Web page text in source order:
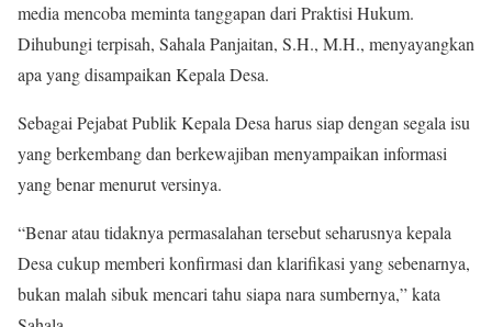
media mencoba meminta tanggapan dari Praktisi Hukum.
Dihubungi terpisah, Sahala Panjaitan, S.H., M.H., menyayangkan
apa yang disampaikan Kepala Desa.
Sebagai Pejabat Publik Kepala Desa harus siap dengan segala isu
yang berkembang dan berkewajiban menyampaikan informasi
yang benar menurut versinya.
“Benar atau tidaknya permasalahan tersebut seharusnya kepala
Desa cukup memberi konfirmasi dan klarifikasi yang sebenarnya,
bukan malah sibuk mencari tahu siapa nara sumbernya,” kata